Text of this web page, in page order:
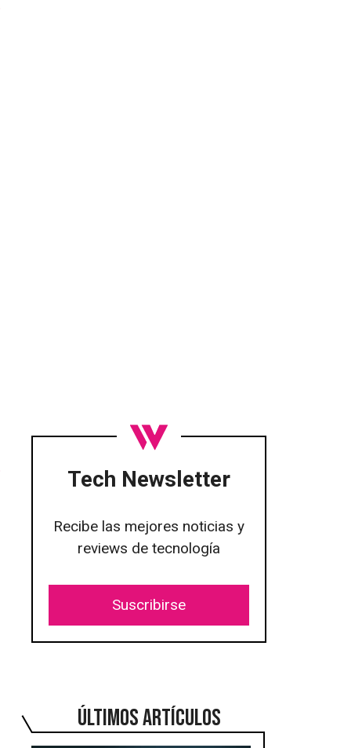
Tech Newsletter
Recibe las mejores noticias y
reviews de tecnología
Suscribirse
ÚLTIMOS ARTÍCULOS